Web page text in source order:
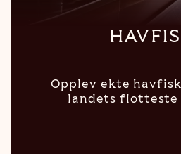
Opplev ekte
landets